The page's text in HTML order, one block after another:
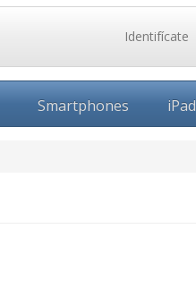
Identifícate
Smartphones iPad